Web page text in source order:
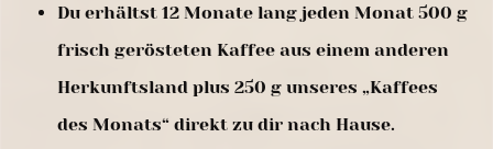
Du erhältst 12 Monate lang jeden Monat 500 g
frisch gerösteten Kaffee aus einem anderen
Herkunftsland plus 250 g unseres „Kaffees
des Monats“ direkt zu dir nach Hause.